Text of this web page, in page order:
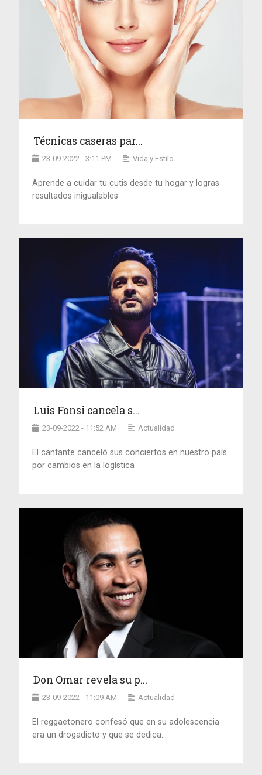
Técnicas caseras par...
23-09-2022 - 3:11 PM Vida y Estilo
Aprende a cuidar tu cutis desde tu hogar y logras
resultados inigualables
Luis Fonsi cancela s...
23-09-2022 - 11:52 AM Actualidad
El cantante canceló sus conciertos en nuestro país
por cambios en la logística
Don Omar revela su p...
23-09-2022 - 11:09 AM Actualidad
El reggaetonero confesó que en su adolescencia
era un drogadicto y que se dedica...